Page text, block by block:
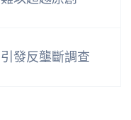
引發反壟斷調查